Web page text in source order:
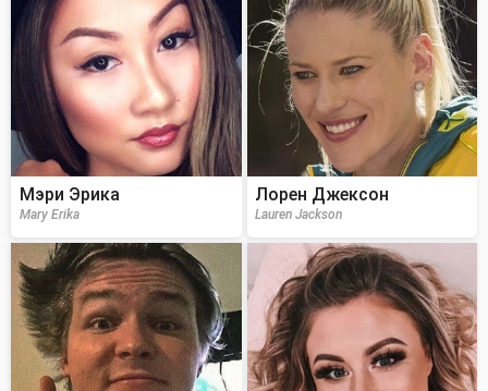
Мэри Эрика
Mary Erika
Лорен Джексон
Lauren Jackson